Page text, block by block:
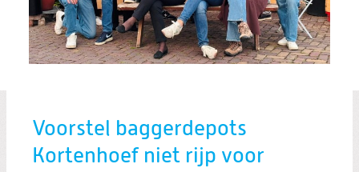
Zoeken:
Zoeken
Voorstel baggerdepots
Kortenhoef niet rijp voor